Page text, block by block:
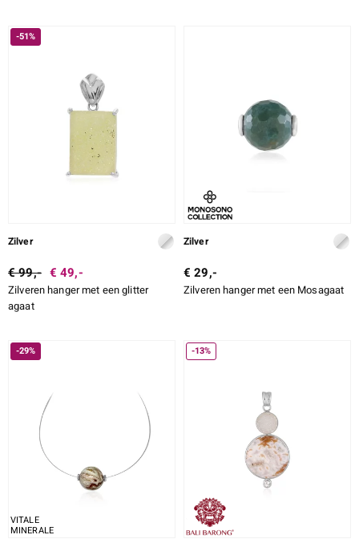
-51%
Zilver
€ 99,- € 49,-
Zilveren hanger met een glitter
agaat
Zilver
€ 29,-
Zilveren hanger met een Mosagaat
-29%
VITALE
MINERALE
-13%